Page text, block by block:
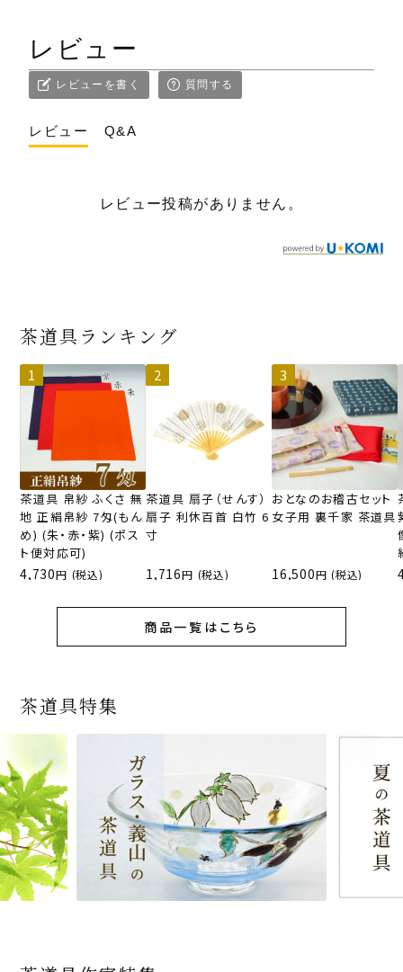
レビュー
レビューを書く 質問する
レビュー Q&A
レビュー投稿がありません。
茶道具ランキング
茶道具 帛紗 ふくさ 無
地 正絹帛紗 7匁(もん
め) (朱・赤・紫) (ポス
ト便対応可)
4,730 (税込)
茶道具 扇子（せんす）
扇子 利休百首 白竹 6
寸
1,716 (税込)
おとなのお稽古セット
女子用 裏千家 茶道具
16,500 (税込)
商品一覧はこちら
茶道具特集